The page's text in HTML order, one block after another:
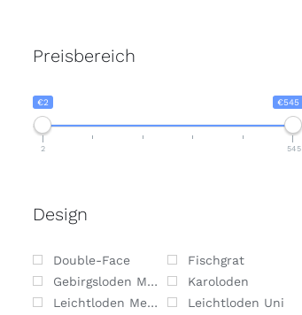
Preisbereich
€2 €545
2 545
Design
Double-Face
Fischgrat
Gebirgsloden Melange
Karoloden
Leichtloden Melange
Leichtloden Uni